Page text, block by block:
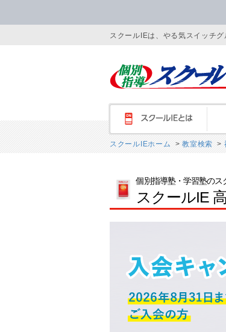
スクールIEは、やる気スイッチ
スクールIEとは
スクールIEホーム>教室検索>
個別指導塾・学習塾のス
スクールIE